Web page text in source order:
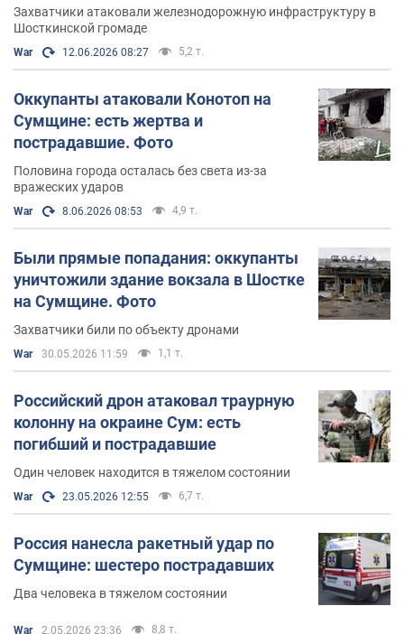
умерла в больнице
Захватчики атаковали железнодорожную инфраструктуру в
Шосткинской громаде
War 12.06.2026 08:27 5,2 т.
Оккупанты атаковали Конотоп на
Сумщине: есть жертва и
пострадавшие. Фото
Половина города осталась без света из-за
вражеских ударов
War 8.06.2026 08:53 4,9 т.
Были прямые попадания: оккупанты
уничтожили здание вокзала в Шостке
на Сумщине. Фото
Захватчики били по объекту дронами
War 30.05.2026 11:59 1,1 т.
Российский дрон атаковал траурную
колонну на окраине Сум: есть
погибший и пострадавшие
Один человек находится в тяжелом состоянии
War 23.05.2026 12:55 6,7 т.
Россия нанесла ракетный удар по
Сумщине: шестеро пострадавших
Два человека в тяжелом состоянии
War 2.05.2026 23:36 8,8 т.